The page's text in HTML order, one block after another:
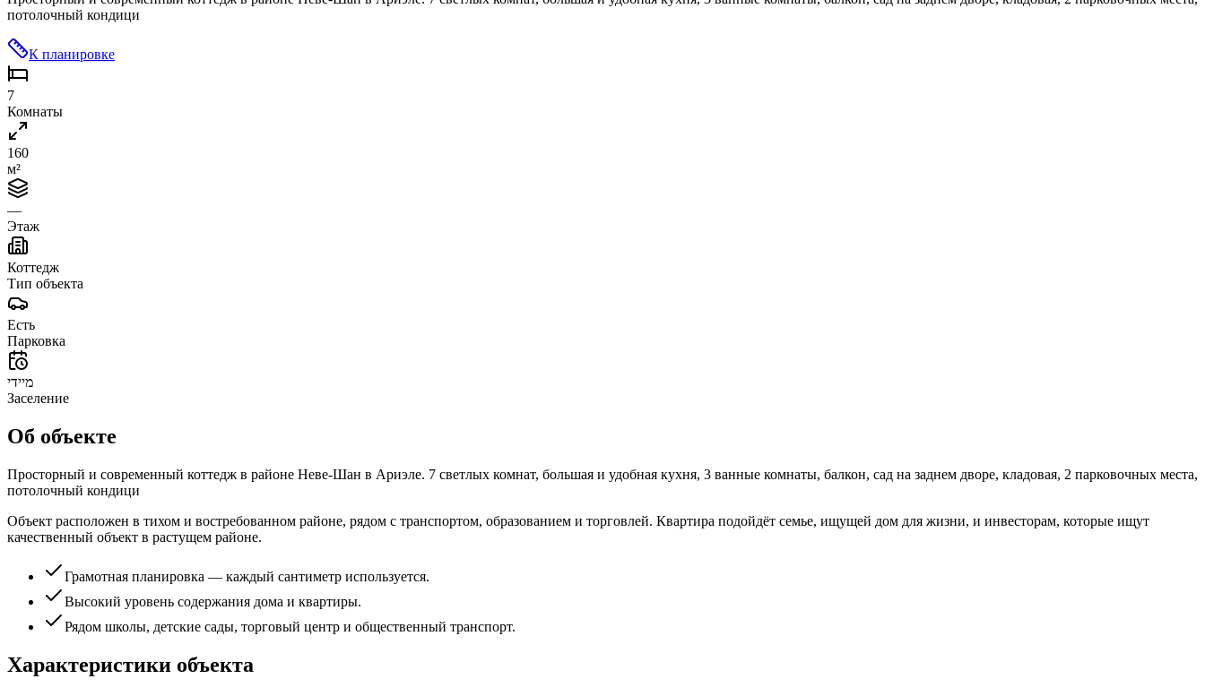
потолочный кондици
К планировке
7
Комнаты
160
м²
—
Этаж
Коттедж
Тип объекта
Есть
Парковка
מיידי
Заселение
Об объекте
Просторный и современный коттедж в районе Неве-Шан в Ариэле. 7 светлых комнат, большая и удобная кухня, 3 ванные комнаты, балкон, сад на заднем дворе, кладовая, 2 парковочных места,
потолочный кондици
Объект расположен в тихом и востребованном районе, рядом с транспортом, образованием и торговлей. Квартира подойдёт семье, ищущей дом для жизни, и инвесторам, которые ищут
качественный объект в растущем районе.
Грамотная планировка — каждый сантиметр используется.
Высокий уровень содержания дома и квартиры.
Рядом школы, детские сады, торговый центр и общественный транспорт.
Характеристики объекта